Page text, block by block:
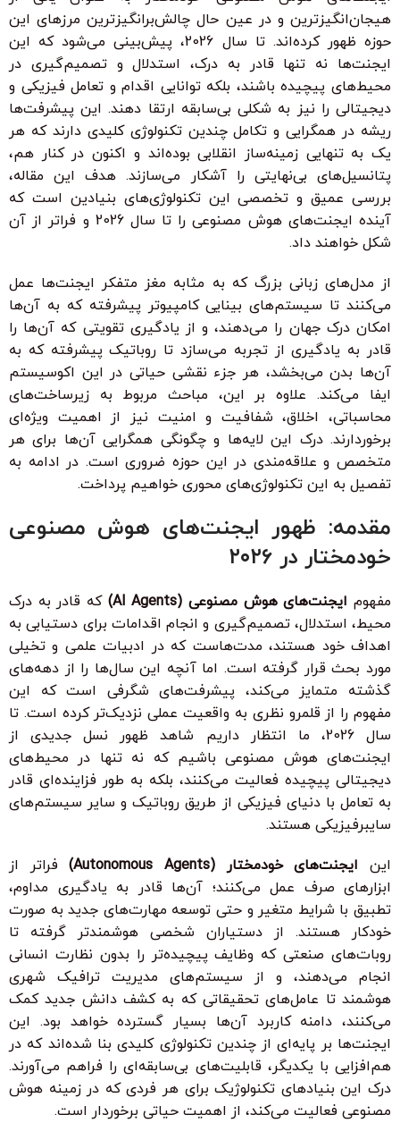
هیجان‌انگیزترین و در عین حال چالش‌برانگیزترین مرزهای این
حوزه ظهور کرده‌اند. تا سال 2026، پیش‌بینی می‌شود که این
ایجنت‌ها نه تنها قادر به درک، استدلال و تصمیم‌گیری در
محیط‌های پیچیده باشند، بلکه توانایی اقدام و تعامل فیزیکی و
دیجیتالی را نیز به شکلی بی‌سابقه ارتقا دهند. این پیشرفت‌ها
ریشه در همگرایی و تکامل چندین تکنولوژی کلیدی دارند که هر
یک به تنهایی زمینه‌ساز انقلابی بوده‌اند و اکنون در کنار هم،
پتانسیل‌های بی‌نهایتی را آشکار می‌سازند. هدف این مقاله،
بررسی عمیق و تخصصی این تکنولوژی‌های بنیادین است که
آینده ایجنت‌های هوش مصنوعی را تا سال 2026 و فراتر از آن
شکل خواهند داد.
از مدل‌های زبانی بزرگ که به مثابه مغز متفکر ایجنت‌ها عمل
می‌کنند تا سیستم‌های بینایی کامپیوتر پیشرفته که به آن‌ها
امکان درک جهان را می‌دهند، و از یادگیری تقویتی که آن‌ها را
قادر به یادگیری از تجربه می‌سازد تا روباتیک پیشرفته که به
آن‌ها بدن می‌بخشد، هر جزء نقشی حیاتی در این اکوسیستم
ایفا می‌کند. علاوه بر این، مباحث مربوط به زیرساخت‌های
محاسباتی، اخلاق، شفافیت و امنیت نیز از اهمیت ویژه‌ای
برخوردارند. درک این لایه‌ها و چگونگی همگرایی آن‌ها برای هر
متخصص و علاقه‌مندی در این حوزه ضروری است. در ادامه به
تفصیل به این تکنولوژی‌های محوری خواهیم پرداخت.
مقدمه: ظهور ایجنت‌های هوش مصنوعی
خودمختار در ۲۰۲۶
مفهوم ایجنت‌های هوش مصنوعی (AI Agents)
که قادر به درک
محیط، استدلال، تصمیم‌گیری و انجام اقدامات برای دستیابی به
اهداف خود هستند، مدت‌هاست که در ادبیات علمی و تخیلی
مورد بحث قرار گرفته است. اما آنچه این سال‌ها را از دهه‌های
گذشته متمایز می‌کند، پیشرفت‌های شگرفی است که این
مفهوم را از قلمرو نظری به واقعیت عملی نزدیک‌تر کرده است. تا
سال 2026، ما انتظار داریم شاهد ظهور نسل جدیدی از
ایجنت‌های هوش مصنوعی باشیم که نه تنها در محیط‌های
دیجیتالی پیچیده فعالیت می‌کنند، بلکه به طور فزاینده‌ای قادر
به تعامل با دنیای فیزیکی از طریق روباتیک و سایر سیستم‌های
سایبرفیزیکی هستند.
این ایجنت‌های خودمختار (Autonomous Agents)
فراتر از
ابزارهای صرف عمل می‌کنند؛ آن‌ها قادر به یادگیری مداوم،
تطبیق با شرایط متغیر و حتی توسعه مهارت‌های جدید به صورت
خودکار هستند. از دستیاران شخصی هوشمندتر گرفته تا
روبات‌های صنعتی که وظایف پیچیده‌تر را بدون نظارت انسانی
انجام می‌دهند، و از سیستم‌های مدیریت ترافیک شهری
هوشمند تا عامل‌های تحقیقاتی که به کشف دانش جدید کمک
می‌کنند، دامنه کاربرد آن‌ها بسیار گسترده خواهد بود. این
ایجنت‌ها بر پایه‌ای از چندین تکنولوژی کلیدی بنا شده‌اند که در
هم‌افزایی با یکدیگر، قابلیت‌های بی‌سابقه‌ای را فراهم می‌آورند.
درک این بنیادهای تکنولوژیک برای هر فردی که در زمینه هوش
مصنوعی فعالیت می‌کند، از اهمیت حیاتی برخوردار است.